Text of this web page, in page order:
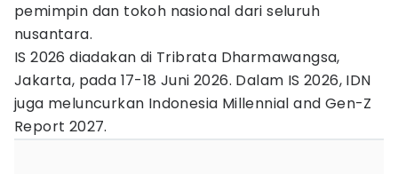
pemimpin dan tokoh nasional dari seluruh
nusantara.
IS 2026 diadakan di Tribrata Dharmawangsa,
Jakarta, pada 17-18 Juni 2026. Dalam IS 2026, IDN
juga meluncurkan Indonesia Millennial and Gen-Z
Report 2027.